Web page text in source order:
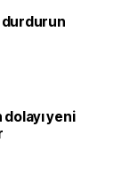
durdurun
yeni